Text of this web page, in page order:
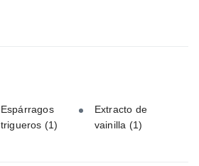
Espárragos
trigueros (1)
Extracto de
vainilla (1)